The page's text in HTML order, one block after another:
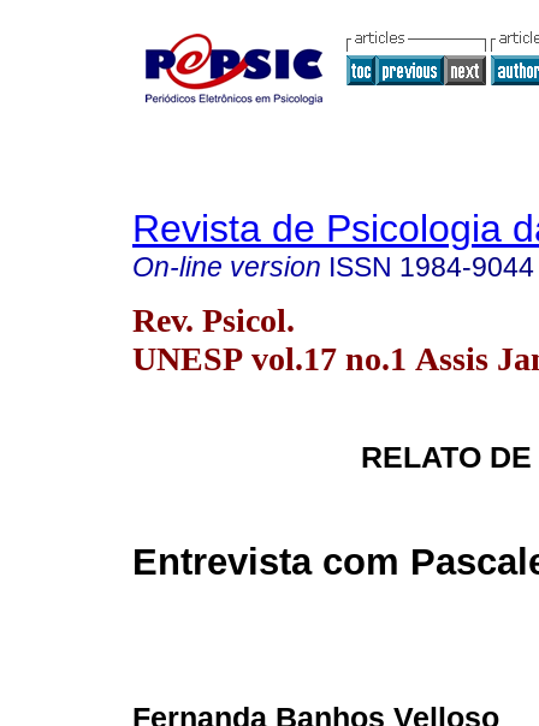
Revista de Psicologia
On-line version ISSN 1984-9044
Rev. Psicol.
UNESP vol.17 no.1 Assis
RELATO
Entrevista com
Fernanda Banhos Velloso